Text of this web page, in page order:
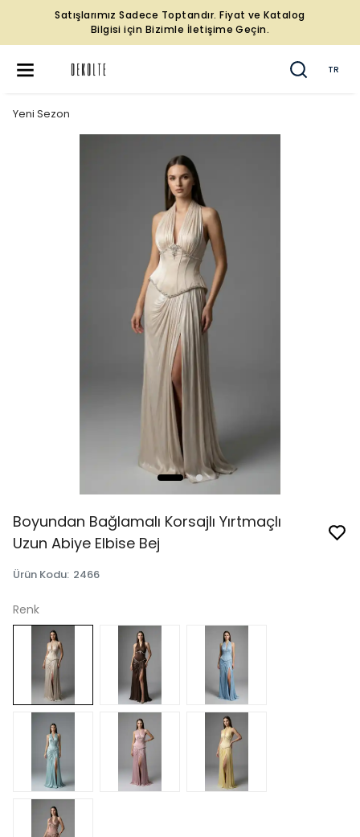
Satışlarımız Sadece Toptandır. Fiyat ve Katalog
Bilgisi için Bizimle İletişime Geçin.
TR
Yeni Sezon
Boyundan Bağlamalı Korsajlı Yırtmaçlı
Uzun Abiye Elbise Bej
Ürün Kodu: 2466
Renk